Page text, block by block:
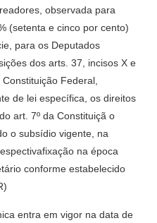
observada para
(setenta e cinco por cento)
para os Deputados
dos arts. 37, incisos X e
Federal,
de lei específica, os direitos
art. 7º da Constituiçã o
o subsídio vigente, na
na época
conforme estabelecido
entra em vigor na data de